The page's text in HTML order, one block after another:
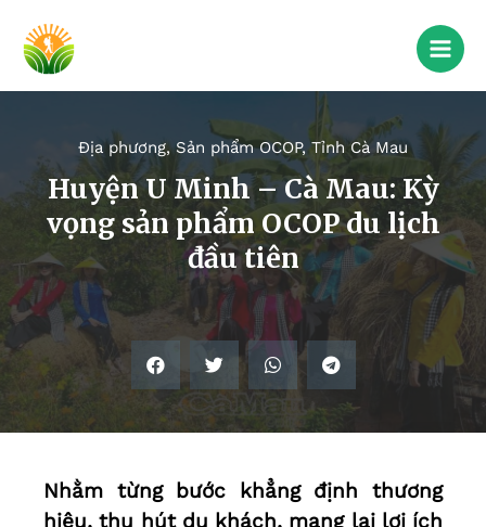
Địa phương,Sản phẩm OCOP,Tỉnh Cà Mau
Huyện U Minh – Cà Mau: Kỳ
vọng sản phẩm OCOP du lịch
đầu tiên
Nhằm từng bước khẳng định thương
hiệu, thu hút du khách, mang lại lợi ích